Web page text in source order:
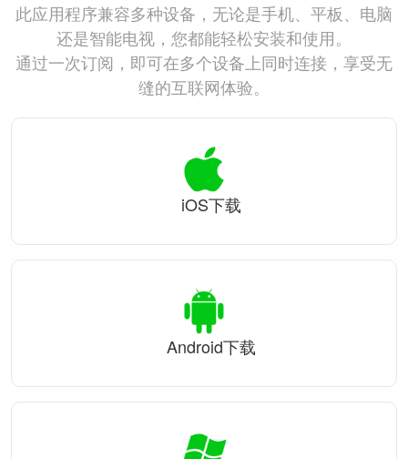
此应用程序兼容多种设备，无论是手机、平板、电脑
还是智能电视，您都能轻松安装和使用。
通过一次订阅，即可在多个设备上同时连接，享受无
缝的互联网体验。
iOS下载
Android下载